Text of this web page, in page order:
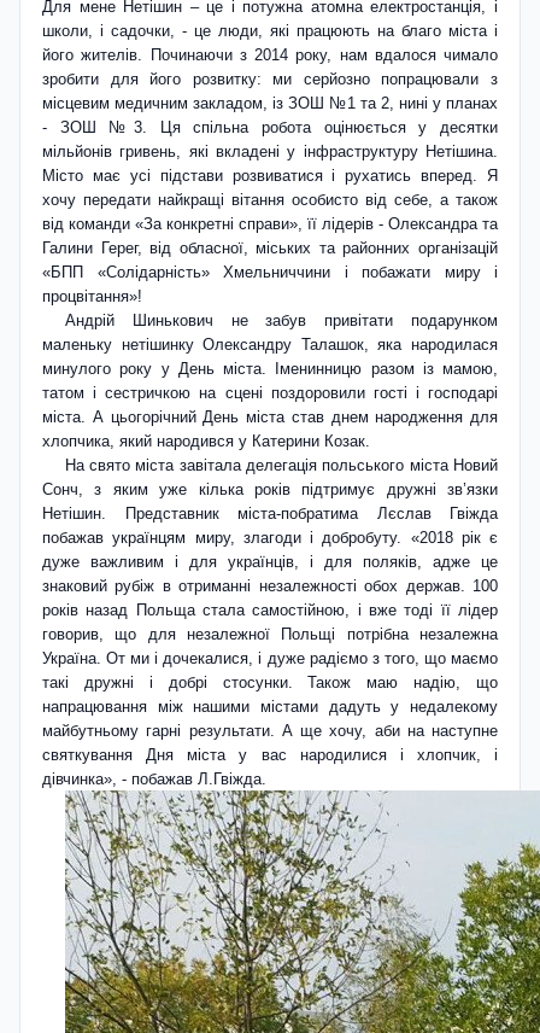
Для мене Нетішин – це і потужна атомна електростанція, і
школи, і садочки, - це люди, які працюють на благо міста і
його жителів. Починаючи з 2014 року, нам вдалося чимало
зробити для його розвитку: ми серйозно попрацювали з
місцевим медичним закладом, із ЗОШ №1 та 2, нині у планах
- ЗОШ №3. Ця спільна робота оцінюється у десятки
мільйонів гривень, які вкладені у інфраструктуру Нетішина.
Місто має усі підстави розвиватися і рухатись вперед. Я
хочу передати найкращі вітання особисто від себе, а також
від команди «За конкретні справи», її лідерів - Олександра та
Галини Герег, від обласної, міських та районних організацій
«БПП «Солідар­ність» Хмельниччини і побажати миру і
процвітання»!
Андрій Шинькович не забув привітати подарунком
маленьку нетішинку Олександру Талашок, яка народилася
минулого року у День міста. Іменинницю разом із мамою,
татом і сестричкою на сцені поздоровили гості і господарі
міста. А цьогорічний День міста став днем народження для
хлопчика, який народився у Катерини Козак.
На свято міста завітала делегація польського міста Новий
Сонч, з яким уже кілька років підтримує дружні зв’язки
Нетішин. Представник міста-побратима Лєслав Гвіжда
побажав українцям миру, злагоди і добробуту. «2018 рік є
дуже важливим і для українців, і для поляків, адже це
знаковий рубіж в отриманні незалежності обох держав. 100
років назад Польща стала самостійною, і вже тоді її лідер
говорив, що для незалежної Польщі потрібна незалежна
Україна. От ми і дочекалися, і дуже радіємо з того, що маємо
такі дружні і добрі стосунки. Також маю надію, що
напрацювання між нашими містами дадуть у недалекому
майбутньому гарні результати. А ще хочу, аби на наступне
святкування Дня міста у вас народилися і хлопчик, і
дівчинка», - побажав Л.Гві­жда.